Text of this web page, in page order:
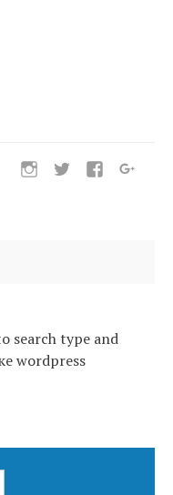
search type and
wordpress